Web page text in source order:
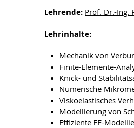
Lehrende: Prof. Dr.-Ing.
Lehrinhalte:
Mechanik von
Finite-Elemente-
Knick- und
Numerische
Viskoelastisches
Modellierung von
Effiziente FE-